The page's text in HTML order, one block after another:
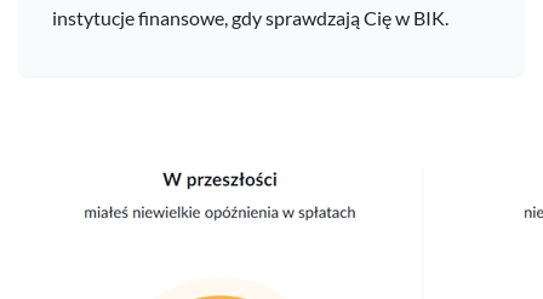
instytucje finansowe, gdy sprawdzają Cię w BIK.